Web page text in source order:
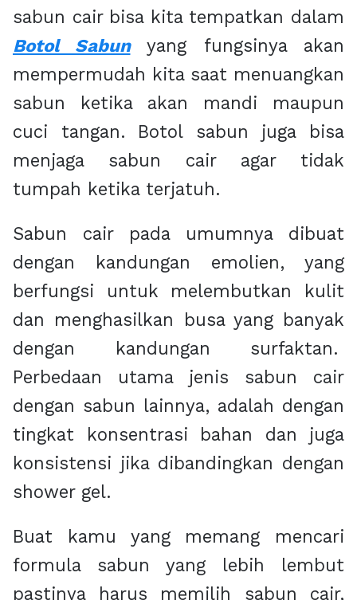
sabun cair bisa kita tempatkan dalam
Botol Sabunyang fungsinya akan
mempermudah kita saat menuangkan
sabun ketika akan mandi maupun
cuci tangan. Botol sabun juga bisa
menjaga sabun cair agar tidak
tumpah ketika terjatuh.
Sabun cair pada umumnya dibuat
dengan kandungan emolien, yang
berfungsi untuk melembutkan kulit
dan menghasilkan busa yang banyak
dengan kandungan surfaktan.
Perbedaan utama jenis sabun cair
dengan sabun lainnya, adalah dengan
tingkat konsentrasi bahan dan juga
konsistensi jika dibandingkan dengan
shower gel.
Buat kamu yang memang mencari
formula sabun yang lebih lembut
pastinya harus memilih sabun cair,